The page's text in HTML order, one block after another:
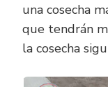
una cosecha
que tendrán
la cosecha